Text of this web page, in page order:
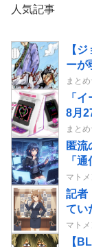
人気記事
【
ーが
まと
「
8月
まと
匿流
「
マトメ
記者
てい
条件
マトメ
【